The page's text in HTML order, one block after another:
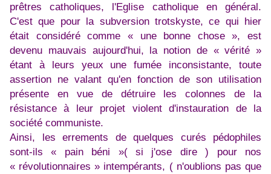
prêtres catholiques, l'Eglise catholique en général.
C'est que pour la subversion trotskyste, ce qui hier
était considéré comme « une bonne chose », est
devenu mauvais aujourd'hui, la notion de « vérité »
étant à leurs yeux une fumée inconsistante, toute
assertion ne valant qu'en fonction de son utilisation
présente en vue de détruire les colonnes de la
résistance à leur projet violent d'instauration de la
société communiste.
Ainsi, les errements de quelques curés pédophiles
sont-ils « pain béni »( si j'ose dire ) pour nos
« révolutionnaires » intempérants, ( n'oublions pas que